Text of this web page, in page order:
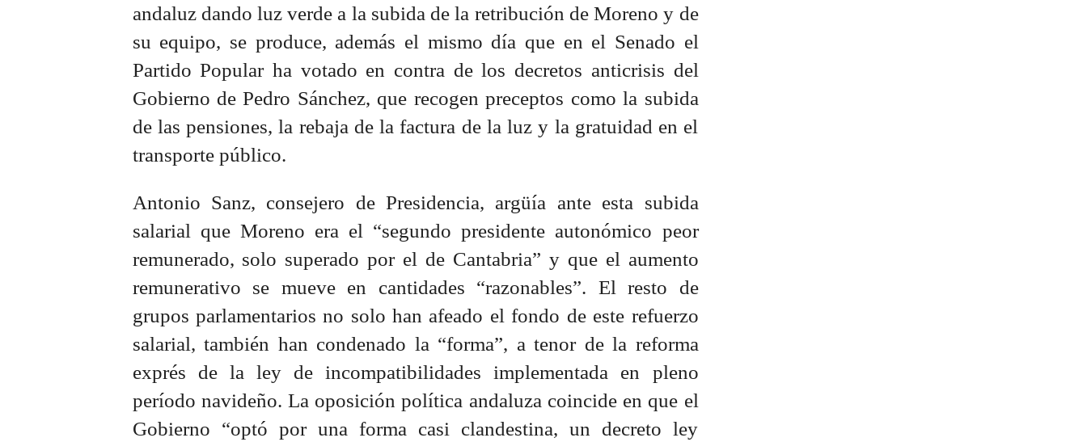
andaluz dando luz verde a la subida de la retribución de Moreno y de
su equipo, se produce, además el mismo día que en el Senado el
Partido Popular ha votado en contra de los decretos anticrisis del
Gobierno de Pedro Sánchez, que recogen preceptos como la subida
de las pensiones, la rebaja de la factura de la luz y la gratuidad en el
transporte público.
Antonio Sanz, consejero de Presidencia, argüía ante esta subida
salarial que Moreno era el “segundo presidente autonómico peor
remunerado, solo superado por el de Cantabria” y que el aumento
remunerativo se mueve en cantidades “razonables”. El resto de
grupos parlamentarios no solo han afeado el fondo de este refuerzo
salarial, también han condenado la “forma”, a tenor de la reforma
exprés de la ley de incompatibilidades implementada en pleno
período navideño. La oposición política andaluza coincide en que el
Gobierno “optó por una forma casi clandestina, un decreto ley